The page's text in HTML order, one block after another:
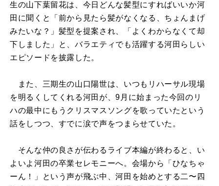
生の山下葉留花は、今日どんな髪型にすればいいか河
田に聞くと「前から見たら髪がなくなる、ちょんまげ
みたいな？」髪型を提案され、「よくわからなくて却
下しました」と、バラエティでも活躍する河田らしい
エピソードを披露した。
また、三期生の山口陽世は、いつもリハーサル現場
を明るくしてくれる河田が、9月に始まった今回のリ
ハの最中にもうクリスマスソングを歌っていたという
話をしつつ、すでに涙で声をつまらせていた。
そんな仲の良さが伝わるライブ本編が終わると、い
よいよ河田の卒業セレモニーへ。会場から「ひなちゃ
ーん！」という声が飛ぶ中、河田を始めとする二〜四